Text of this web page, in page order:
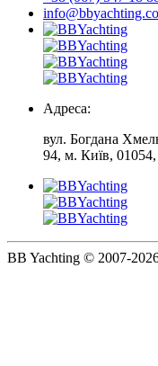
Адреса:
вул. Богдана
94, м. Київ, 01054,
BB Yachting © 2007-